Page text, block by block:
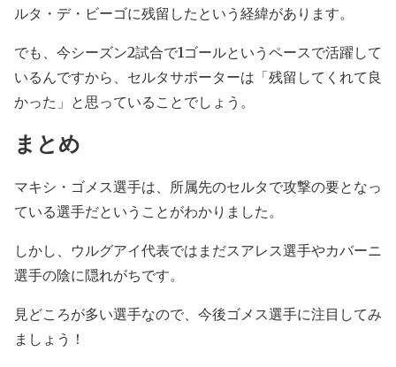
ルタ・デ・ビーゴに残留したという経緯があります。
でも、今シーズン2試合で1ゴールというペースで活躍して
いるんですから、セルタサポーターは「残留してくれて良
かった」と思っていることでしょう。
まとめ
マキシ・ゴメス選手は、所属先のセルタで攻撃の要となっ
ている選手だということがわかりました。
しかし、ウルグアイ代表ではまだスアレス選手やカバーニ
選手の陰に隠れがちです。
見どころが多い選手なので、今後ゴメス選手に注目してみ
ましょう！